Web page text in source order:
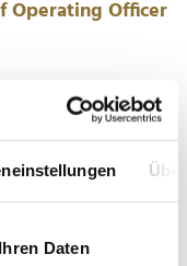
Daten
Operating Officer
Ab September tritt
– schließlich kommt